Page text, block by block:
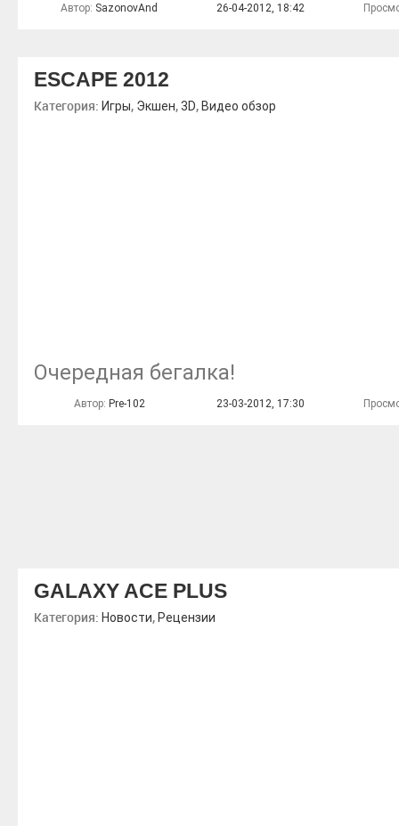
Автор: SazonovAnd 26-04-2012, 18:42
ESCAPE 2012
Категория: Игры, Экшен,3D, Видео обзор
Очередная бегалка!
Автор: Pre-102 23-03-2012, 17:30
GALAXY ACE PLUS
Категория: Новости, Рецензии